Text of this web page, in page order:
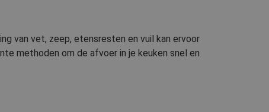
van vet, zeep, etensresten en vuil kan ervoor
methoden om de afvoer in je keuken snel en